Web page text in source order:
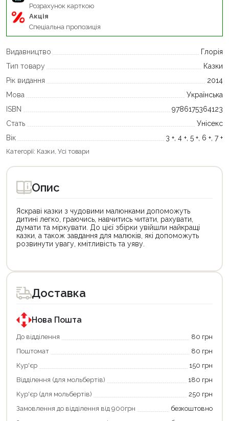
Розрахунок карткою
Акція
Спеціальна пропозиція
Видавництво
Глорія
Тип товару
Казки
Рік видання
2014
Мова
Українська
ISBN
9786175364123
Стать
Унісекс
Вік
3 +, 4 +, 5 +, 6 +, 7 +
Категорії: Казки, Усі товари
Опис
Яскраві казки з чудовими малюнками допоможуть
дитині легко, граючись, навчитись читати, рахувати,
думати та міркувати. До цієї збірки увійшли найкращі
казки, а також завдання для малюків, які допоможуть
розвинути увагу, кмітливість та уяву.
товар
для
покупки
державною
програмою
єКнига.
Використовуйте
карту
щоб
зекономити
та
отримати
переваги!
Доставка
Нова Пошта
До відділення
80 грн
Поштомат
80 грн
Кур'єр
150 грн
Відділення (для мольбертів)
180 грн
Кур'єр (для мольбертів)
250 грн
Замовлення до відділення від 900грн
безкоштовно